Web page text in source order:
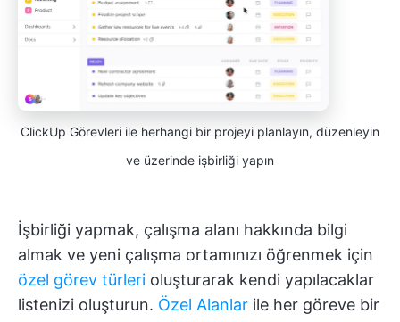
ClickUp Görevleri ile herhangi bir projeyi planlayın, düzenleyin
ve üzerinde işbirliği yapın
İşbirliği yapmak, çalışma alanı hakkında bilgi
almak ve yeni çalışma ortamınızı öğrenmek için
özel görev türleri oluşturarak kendi yapılacaklar
listenizi oluşturun. Özel Alanlar ile her göreve bir